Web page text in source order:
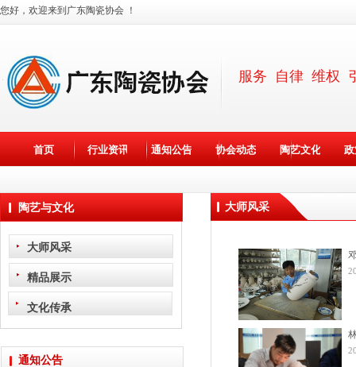
首页 行业资讯 通知公告 协会动态 陶艺文化
您好，欢迎来到广东陶瓷协会 ！
服务 自律 维权
大师风采
陶艺与文化
大师风采
精品展示
文化传承
通知公告